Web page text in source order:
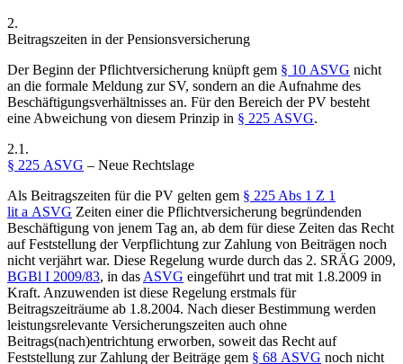
2.
Beitragszeiten in der Pensionsversicherung
Der Beginn der Pflichtversicherung knüpft gem § 10 ASVG nicht
an die formale Meldung zur SV, sondern an die Aufnahme des
Beschäftigungsverhältnisses an. Für den Bereich der PV besteht
eine Abweichung von diesem Prinzip in § 225 ASVG.
2.1.
§ 225 ASVG – Neue Rechtslage
Als Beitragszeiten für die PV gelten gem § 225 Abs 1 Z 1
lit a ASVG Zeiten einer die Pflichtversicherung begründenden
Beschäftigung von jenem Tag an, ab dem für diese Zeiten das Recht
auf Feststellung der Verpflichtung zur Zahlung von Beiträgen noch
nicht verjährt war. Diese Regelung wurde durch das 2. SRÄG 2009,
BGBl I 2009/83, in das ASVG eingeführt und trat mit 1.8.2009 in
Kraft. Anzuwenden ist diese Regelung erstmals für
Beitragszeiträume ab 1.8.2004. Nach dieser Bestimmung werden
leistungsrelevante Versicherungszeiten auch ohne
Beitrags(nach)entrichtung erworben, soweit das Recht auf
Feststellung zur Zahlung der Beiträge gem § 68 ASVG noch nicht